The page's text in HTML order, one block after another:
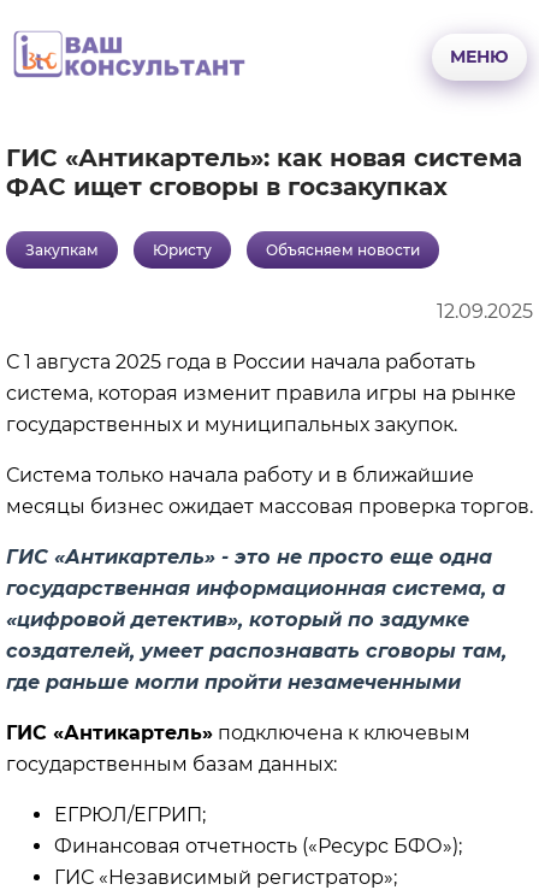
основному
МЕНЮ
ГИС «Антикартель»: как новая система
ФАС ищет сговоры в госзакупках
Закупкам Юристу Объясняем новости
12.09.2025
С 1 августа 2025 года в России начала работать
система, которая изменит правила игры на рынке
государственных и муниципальных закупок.
Система только начала работу и в ближайшие
месяцы бизнес ожидает массовая проверка торгов.
ГИС «Антикартель» - это не просто еще одна
государственная информационная система, а
«цифровой детектив», который по задумке
создателей, умеет распознавать сговоры там,
где раньше могли пройти незамеченными
ГИС «Антикартель» подключена к ключевым
государственным базам данных:
ЕГРЮЛ/ЕГРИП;
Финансовая отчетность («Ресурс БФО»);
ГИС «Независимый регистратор»;